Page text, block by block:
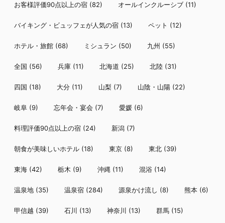
お客様評価90点以上の宿 (82) オールインクルーシブ (11)
バイキング・ビュッフェが人気の宿 (13) ペット (12)
ホテル・旅館 (68) ミシュラン (50) 九州 (55)
全国 (56) 兵庫 (11) 北海道 (25) 北陸 (31)
四国 (18) 大分 (11) 山梨 (7) 山陰・山陽 (22)
岐阜 (9) 忘年会・宴会 (7) 愛媛 (6)
料理評価90点以上の宿 (24) 新潟 (7)
朝食が美味しいホテル (18) 東京 (8) 東北 (39)
東海 (42) 栃木 (9) 沖縄 (11) 混浴 (14)
温泉地 (35) 温泉宿 (284) 源泉かけ流し (8) 熊本 (6)
甲信越 (39) 石川 (13) 神奈川 (13) 群馬 (15)